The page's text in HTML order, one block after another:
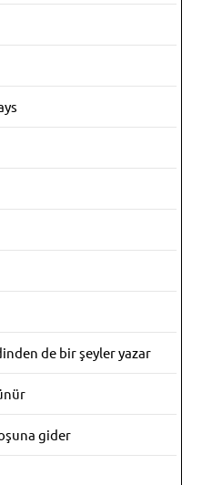
de bir şeyler yazar
gider